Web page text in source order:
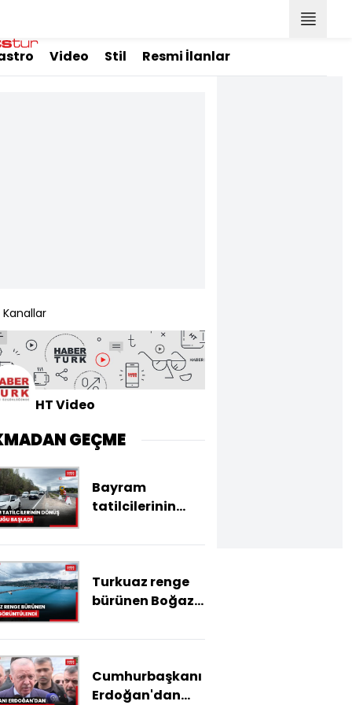
Video Stil Resmi İlanlar
HT Video
GEÇME
Bayram
tatilcilerinin
başladı
Turkuaz renge
bürünen Boğaz
Cumhurbaşkanı
Erdoğan'dan